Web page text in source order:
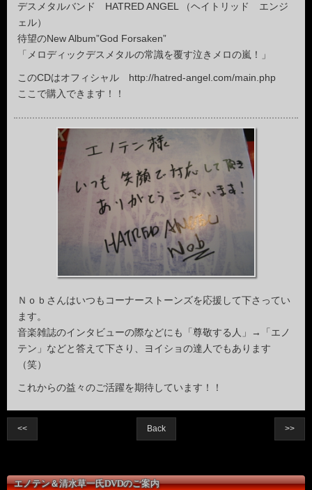
デスメタルバンド HATRED ANGEL （ヘイトリッド エンジ
ェル）
待望のNew Album”God Forsaken”
「メロディックデスメタルの常識を覆す泣きメロの嵐！」
このCDはオフィシャル http://hatred-angel.com/main.php
ここで購入できます！！
Ｎｏｂさんはいつもコーナーストーンズを応援して下さってい
ます。
音楽雑誌のインタビューの際などにも「尊敬する人」→「エノ
テン」などと答えて下さり、ヨイショの達人でもあります
（笑）
これからの益々のご活躍を期待しています！！
<< Back >>
エノテン＆清水草一氏DVDのご案内